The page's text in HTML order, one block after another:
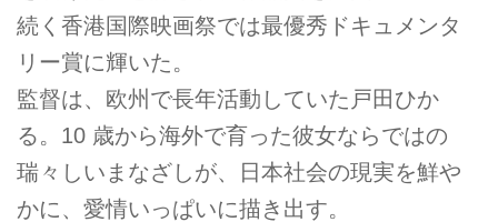
続く香港国際映画祭では最優秀ドキュメンタ
リー賞に輝いた。
監督は、欧州で長年活動していた戸田ひか
る。10 歳から海外で育った彼女ならではの
瑞々しいまなざしが、日本社会の現実を鮮や
かに、愛情いっぱいに描き出す。